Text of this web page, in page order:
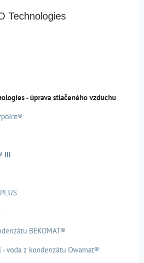
Technologies
- úprava stlačeného vzduchu
III
BEKOMAT®
- voda z kondenzátu Owamat®